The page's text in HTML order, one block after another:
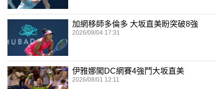
加網移師多倫多 大坂直美盼突破8強
2026/08/04 17:31
伊雅娜闖DC網賽4強鬥大坂直美
2026/08/01 12:11